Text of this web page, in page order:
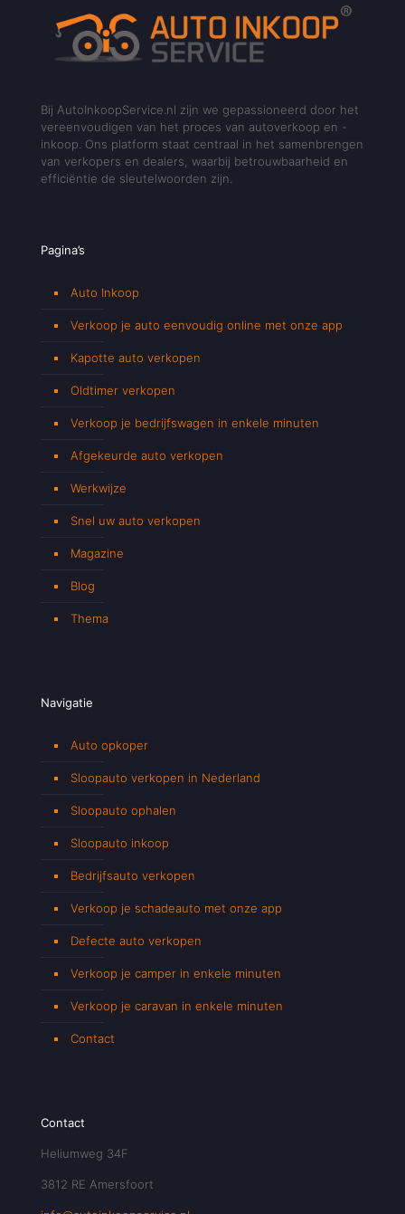
Bij AutoInkoopService.nl zijn we gepassioneerd door het
vereenvoudigen van het proces van autoverkoop en -
inkoop. Ons platform staat centraal in het samenbrengen
van verkopers en dealers, waarbij betrouwbaarheid en
efficiëntie de sleutelwoorden zijn.
Pagina’s
Auto Inkoop
Verkoop je auto eenvoudig online met onze app
Kapotte auto verkopen
Oldtimer verkopen
Verkoop je bedrijfswagen in enkele minuten
Afgekeurde auto verkopen
Werkwijze
Snel uw auto verkopen
Magazine
Blog
Thema
Navigatie
Auto opkoper
Sloopauto verkopen in Nederland
Sloopauto ophalen
Sloopauto inkoop
Bedrijfsauto verkopen
Verkoop je schadeauto met onze app
Defecte auto verkopen
Verkoop je camper in enkele minuten
Verkoop je caravan in enkele minuten
Contact
Contact
Heliumweg 34F
3812 RE Amersfoort